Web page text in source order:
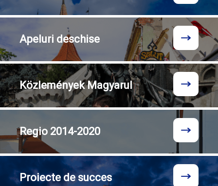
Apeluri deschise
KözleményekMagyarul
Regio 2014-2020
Proiecte de succes